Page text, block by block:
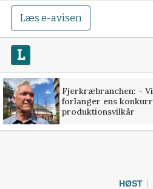
Læs e-avisen
Fjerkræbranchen: - Vi
forlanger ens
produktionsvilkår
HØST